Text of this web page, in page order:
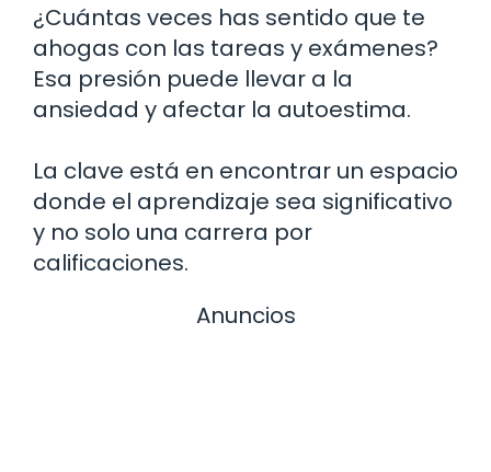
¿Cuántas veces has sentido que te
ahogas con las tareas y exámenes?
Esa presión puede llevar a la
ansiedad y afectar la autoestima.
La clave está en encontrar un espacio
donde el aprendizaje sea significativo
y no solo una carrera por
calificaciones.
Anuncios